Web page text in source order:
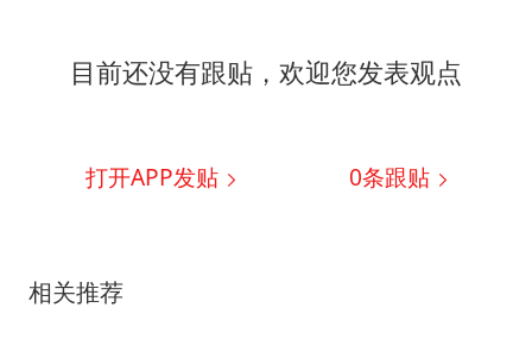
目前还没有跟贴，欢迎您发表观点
打开APP发贴 0条跟贴
相关推荐